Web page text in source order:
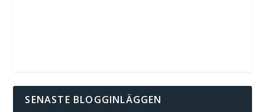
SENASTE BLOGGINLÄGGEN